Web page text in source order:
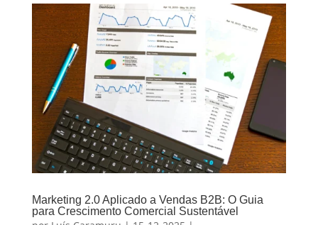
Marketing 2.0 Aplicado a Vendas B2B: O Guia
para Crescimento Comercial Sustentável